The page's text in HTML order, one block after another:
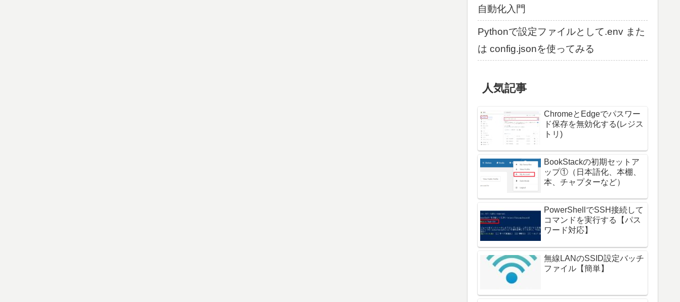
自動化入門
Pythonで設定ファイルとして.env また
は config.jsonを使ってみる
人気記事
ChromeとEdgeでパスワー
ド保存を無効化する(レジス
トリ)
BookStackの初期セットア
ップ①（日本語化、本棚、
本、チャプターなど）
PowerShellでSSH接続して
コマンドを実行する【パス
ワード対応】
無線LANのSSID設定バッチ
ファイル【簡単】